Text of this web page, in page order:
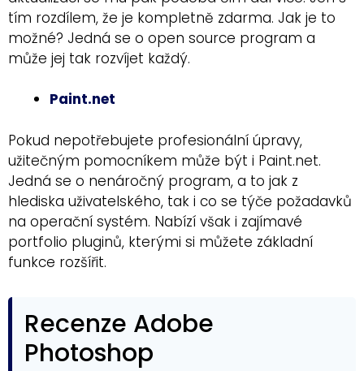
tím rozdílem, že je kompletně zdarma. Jak je to
možné? Jedná se o open source program a
může jej tak rozvíjet každý.
Paint.net
Pokud nepotřebujete profesionální úpravy,
užitečným pomocníkem může být i Paint.net.
Jedná se o nenáročný program, a to jak z
hlediska uživatelského, tak i co se týče požadavků
na operační systém. Nabízí však i zajímavé
portfolio pluginů, kterými si můžete základní
funkce rozšířit.
Recenze Adobe
Photoshop